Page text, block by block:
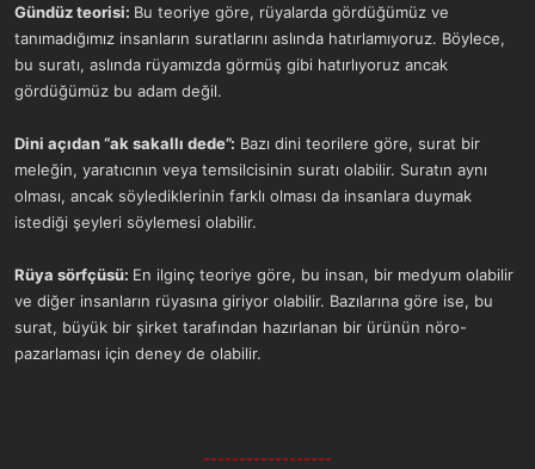
Gündüz teorisi: Bu teoriye göre, rüyalarda gördüğümüz ve
tanımadığımız insanların suratlarını aslında hatırlamıyoruz. Böylece,
bu suratı, aslında rüyamızda görmüş gibi hatırlıyoruz ancak
gördüğümüz bu adam değil.
Dini açıdan “ak sakallı dede”: Bazı dini teorilere göre, surat bir
meleğin, yaratıcının veya temsilcisinin suratı olabilir. Suratın aynı
olması, ancak söylediklerinin farklı olması da insanlara duymak
istediği şeyleri söylemesi olabilir.
Rüya sörfçüsü: En ilginç teoriye göre, bu insan, bir medyum olabilir
ve diğer insanların rüyasına giriyor olabilir. Bazılarına göre ise, bu
surat, büyük bir şirket tarafından hazırlanan bir ürünün nöro-
pazarlaması için deney de olabilir.
------------------